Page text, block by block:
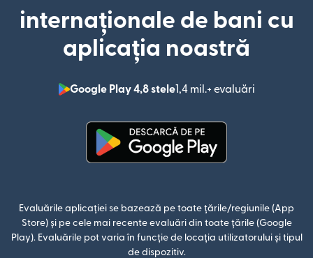
internaționale de bani cu
aplicația noastră
Google Play 4,8 stele1,4 mil.+ evaluări
(se
Evaluările aplicației se bazează pe toate țările/regiunile (App
Store) și pe cele mai recente evaluări din toate țările (Google
Play). Evaluările pot varia în funcție de locația utilizatorului și tipul
de dispozitiv.